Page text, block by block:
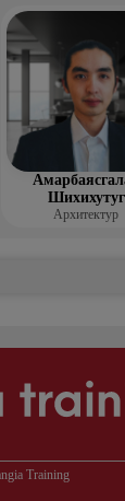
Шихихутуг
Архитектур
Training